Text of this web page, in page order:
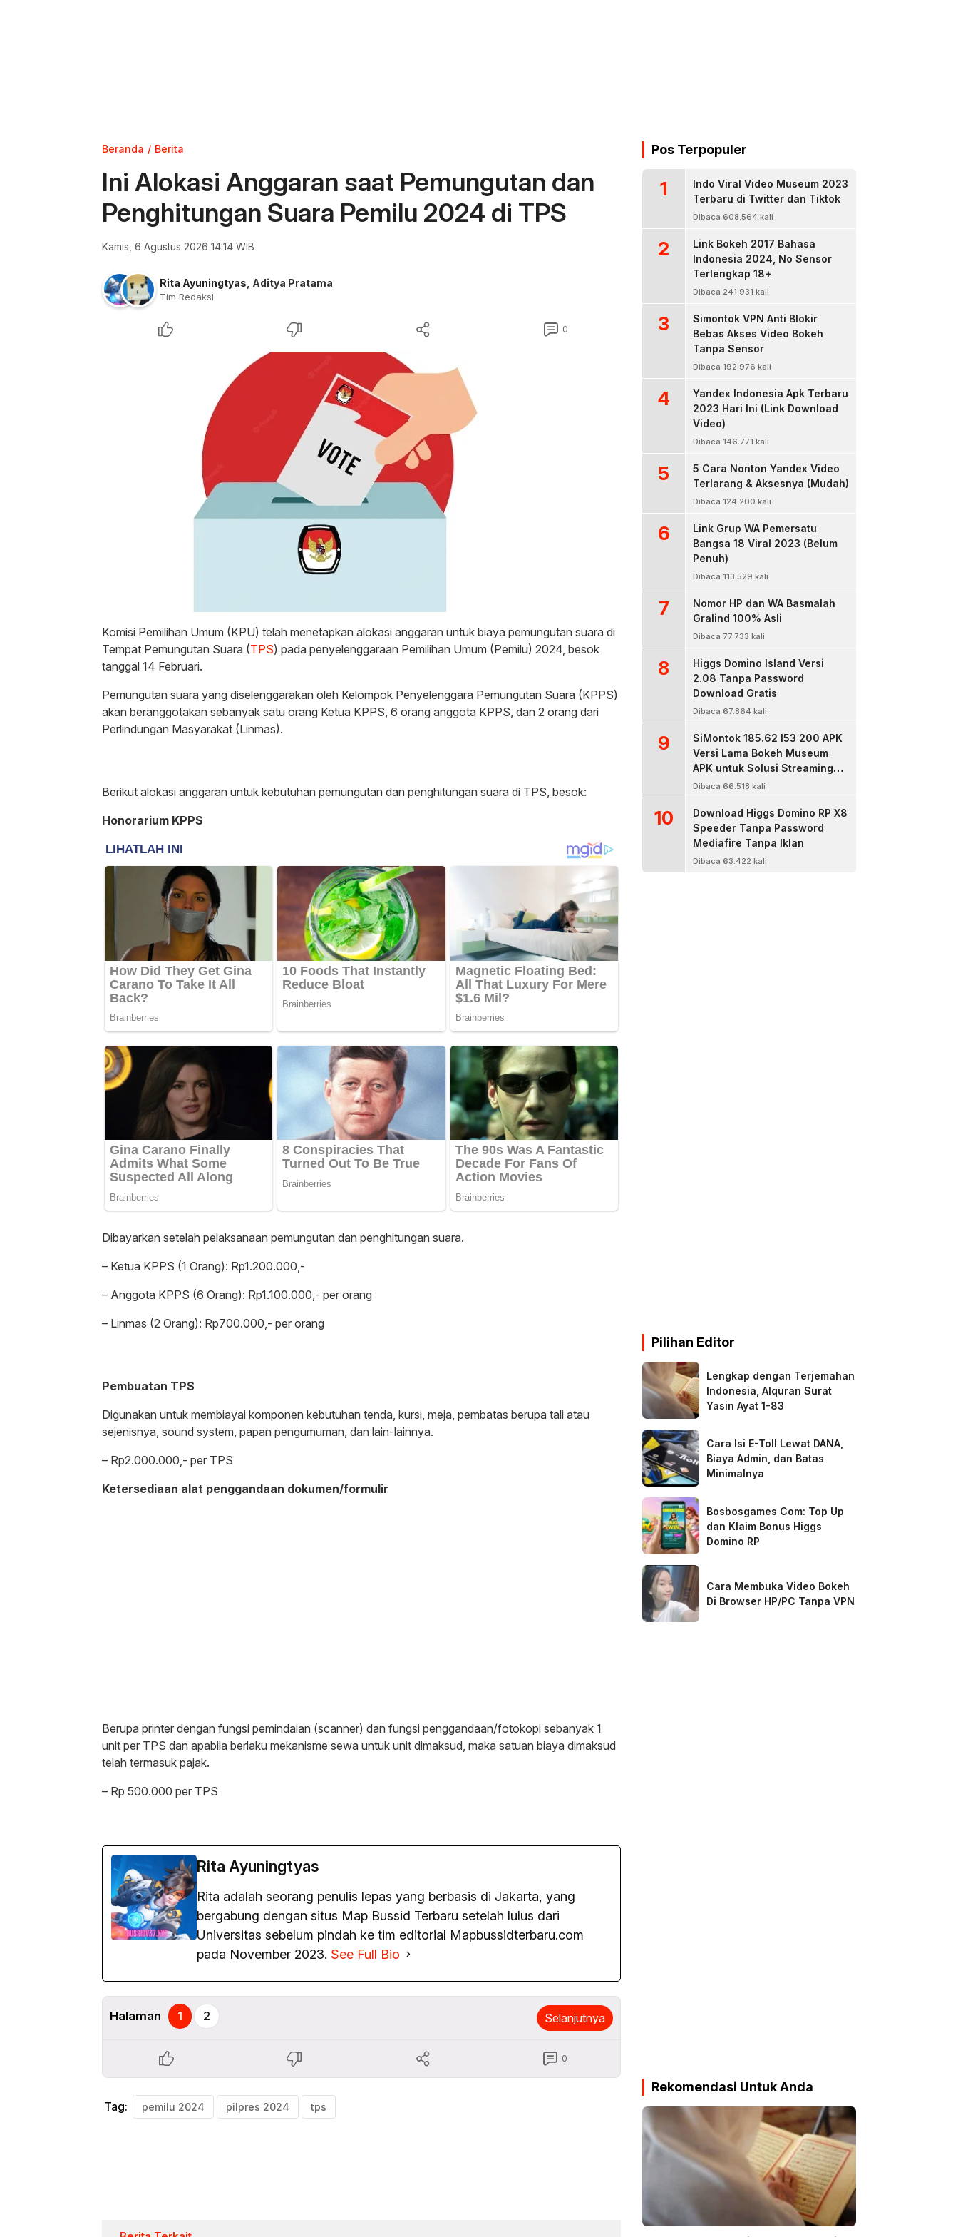
Beranda Berita
Ini Alokasi Anggaran saat Pemungutan dan
Penghitungan Suara Pemilu 2024 di TPS
Kamis, 6 Agustus 2026 14:14 WIB
Rita Ayuningtyas Aditya Pratama
Tim Redaksi
0
Komisi Pemilihan Umum (KPU) telah menetapkan alokasi anggaran untuk biaya pemungutan suara di
Tempat Pemungutan Suara (TPS) pada penyelenggaraan Pemilihan Umum (Pemilu) 2024, besok
tanggal 14 Februari.
Pemungutan suara yang diselenggarakan oleh Kelompok Penyelenggara Pemungutan Suara (KPPS)
akan beranggotakan sebanyak satu orang Ketua KPPS, 6 orang anggota KPPS, dan 2 orang dari
Perlindungan Masyarakat (Linmas).
Berikut alokasi anggaran untuk kebutuhan pemungutan dan penghitungan suara di TPS, besok:
Honorarium KPPS
Dibayarkan setelah pelaksanaan pemungutan dan penghitungan suara.
– Ketua KPPS (1 Orang): Rp1.200.000,-
– Anggota KPPS (6 Orang): Rp1.100.000,- per orang
– Linmas (2 Orang): Rp700.000,- per orang
Pembuatan TPS
Digunakan untuk membiayai komponen kebutuhan tenda, kursi, meja, pembatas berupa tali atau
sejenisnya, sound system, papan pengumuman, dan lain-lainnya.
– Rp2.000.000,- per TPS
Ketersediaan alat penggandaan dokumen/formulir
Berupa printer dengan fungsi pemindaian (scanner) dan fungsi penggandaan/fotokopi sebanyak 1
unit per TPS dan apabila berlaku mekanisme sewa untuk unit dimaksud, maka satuan biaya dimaksud
telah termasuk pajak.
– Rp 500.000 per TPS
Rita Ayuningtyas
Rita adalah seorang penulis lepas yang berbasis di Jakarta, yang
bergabung dengan situs Map Bussid Terbaru setelah lulus dari
Universitas sebelum pindah ke tim editorial Mapbussidterbaru.com
pada November 2023. See Full Bio
Halaman 1 2 Selanjutnya
0
Tag: pemilu 2024 pilpres 2024 tps
Pos Terpopuler
1
Indo Viral Video Museum 2023
Terbaru di Twitter dan Tiktok
Dibaca 608.564 kali
2
Link Bokeh 2017 Bahasa
Indonesia 2024, No Sensor
Terlengkap 18+
Dibaca 241.931 kali
3
Simontok VPN Anti Blokir
Bebas Akses Video Bokeh
Tanpa Sensor
Dibaca 192.976 kali
4
Yandex Indonesia Apk Terbaru
2023 Hari Ini (Link Download
Video)
Dibaca 146.771 kali
5
5 Cara Nonton Yandex Video
Terlarang & Aksesnya (Mudah)
Dibaca 124.200 kali
6
Link Grup WA Pemersatu
Bangsa 18 Viral 2023 (Belum
Penuh)
Dibaca 113.529 kali
7
Nomor HP dan WA Basmalah
Gralind 100% Asli
Dibaca 77.733 kali
8
Higgs Domino Island Versi
2.08 Tanpa Password
Download Gratis
Dibaca 67.864 kali
9
SiMontok 185.62 l53 200 APK
Versi Lama Bokeh Museum
APK untuk Solusi Streaming
Video Bokeh Tanpa Batas
Dibaca 66.518 kali
10
Download Higgs Domino RP X8
Speeder Tanpa Password
Mediafire Tanpa Iklan
Dibaca 63.422 kali
Pilihan Editor
Lengkap dengan Terjemahan
Indonesia, Alquran Surat
Yasin Ayat 1-83
Cara Isi E-Toll Lewat DANA,
Biaya Admin, dan Batas
Minimalnya
Bosbosgames Com: Top Up
dan Klaim Bonus Higgs
Domino RP
Cara Membuka Video Bokeh
Di Browser HP/PC Tanpa VPN
Rekomendasi Untuk Anda